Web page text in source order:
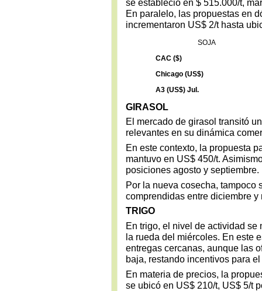
se estableció en $ 515.000/t,
En paralelo, las propuestas en
incrementaron US$ 2/t hasta
SOJA
CAC ($)
Chicago (US$)
A3 (US$) Jul.
GIRASOL
El mercado de girasol transitó
relevantes en su dinámica
En este contexto, la propuesta
mantuvo en US$ 450/t.
posiciones agosto y septiembre.
Por la nueva cosecha, tampoco
comprendidas entre diciembre
TRIGO
En trigo, el nivel de actividad se
la rueda del miércoles. En este
entregas cercanas, aunque las
baja, restando incentivos para
En materia de precios, la
se ubicó en US$ 210/t, US$ 5/t